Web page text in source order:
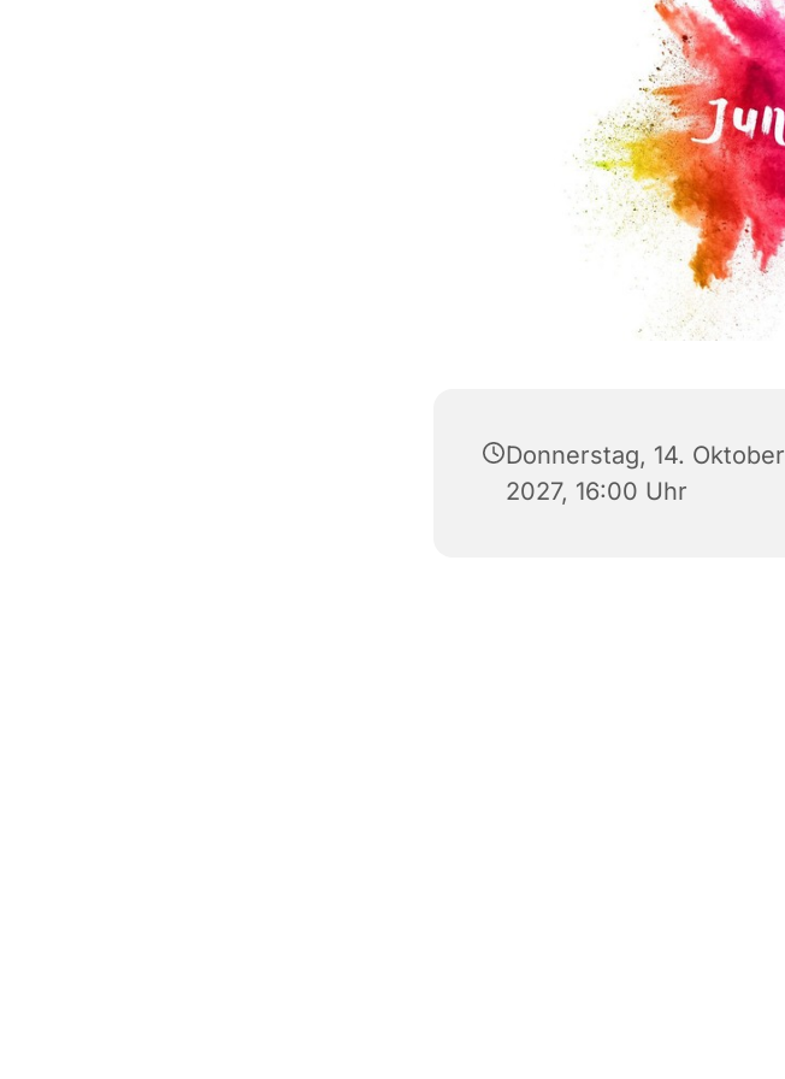
Donnerstag, 14. Oktober
2027, 16:00 Uhr